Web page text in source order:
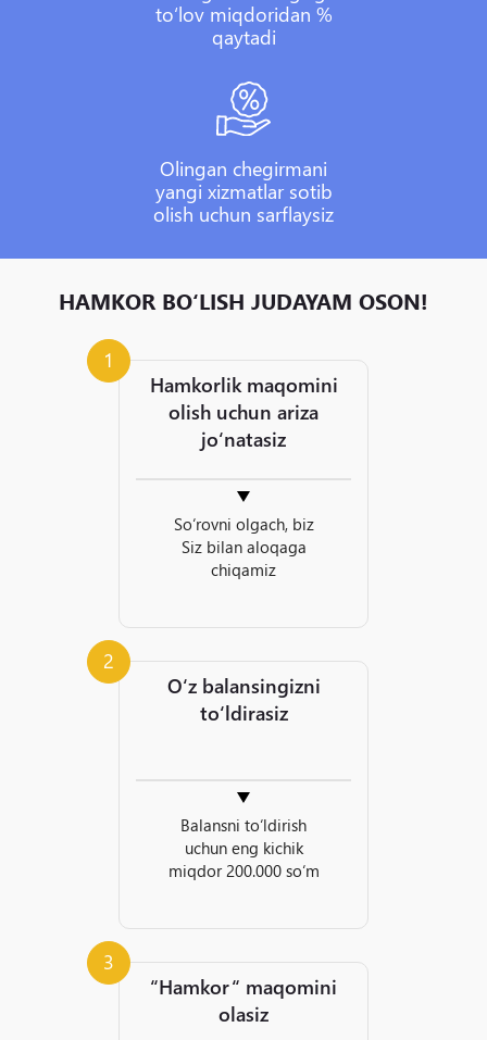
to‘lov miqdoridan %
qaytadi
Olingan chegirmani
yangi xizmatlar sotib
olish uchun sarflaysiz
HAMKOR BO‘LISH JUDAYAM OSON!
Hamkorlik maqomini
olish uchun ariza
jo‘natasiz
So‘rovni olgach, biz
Siz bilan aloqaga
chiqamiz
1
O‘z balansingizni
to‘ldirasiz
Balansni to‘ldirish
uchun eng kichik
miqdor 200.000 so‘m
2
“Hamkor“ maqomini
olasiz
3